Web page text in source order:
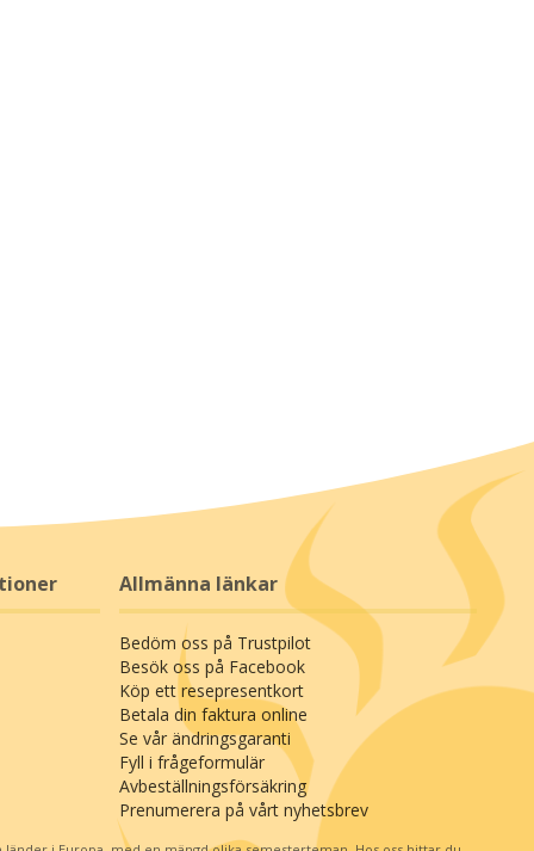
Allmänna länkar
Bedöm oss på Trustpilot
Besök oss på Facebook
Köp ett resepresentkort
Betala din faktura online
Se vår ändringsgaranti
Fyll i frågeformulär
Avbeställningsförsäkring
Prenumerera på vårt nyhetsbrev